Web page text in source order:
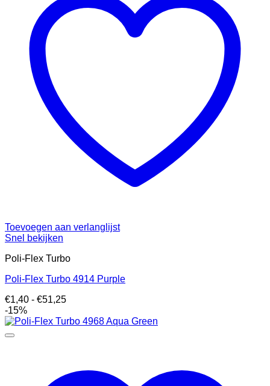
Toevoegen aan verlanglijst
Snel bekijken
Poli-Flex Turbo
Poli-Flex Turbo 4914 Purple
€1,40 - €51,25Prijsklasse:
tot
-15%